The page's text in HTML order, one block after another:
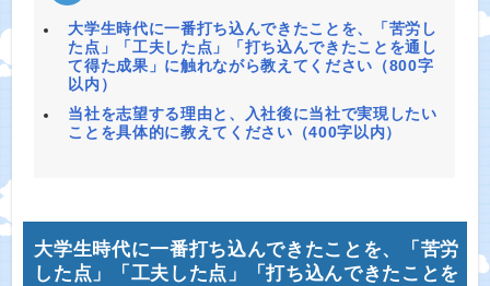
大学生時代に一番打ち込んできたことを、「苦労し
た点」「工夫した点」「打ち込んできたことを通し
て得た成果」に触れながら教えてください（800字
以内）
当社を志望する理由と、入社後に当社で実現したい
ことを具体的に教えてください（400字以内）
大学生時代に一番打ち込んできたことを、「苦労
した点」「工夫した点」「打ち込んできたことを